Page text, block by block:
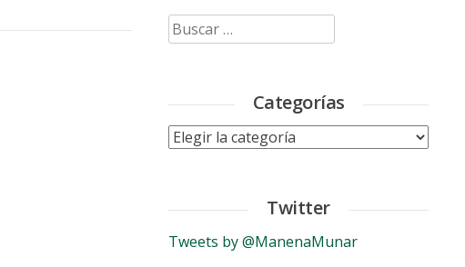
Buscar:
Categorías
Categorías
Twitter
Tweets by @ManenaMunar